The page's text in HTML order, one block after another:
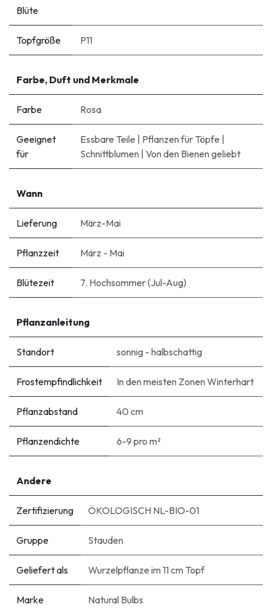
Blüte
Topfgröße P11
Farbe, Duft und Merkmale
Farbe Rosa
Geeignet
für
Essbare Teile | Pflanzen für Töpfe |
Schnittblumen | Von den Bienen geliebt
Wann
Lieferung März-Mai
Pflanzzeit März - Mai
Blütezeit 7. Hochsommer (Jul-Aug)
Pflanzanleitung
Standort sonnig - halbschattig
Frostempfindlichkeit In den meisten Zonen Winterhart
Pflanzabstand 40 cm
Pflanzendichte 6-9 pro m²
Andere
Zertifizierung ÖKOLOGISCH NL-BIO-01
Gruppe Stauden
Geliefert als Wurzelpflanze im 11 cm Topf
Marke Natural Bulbs